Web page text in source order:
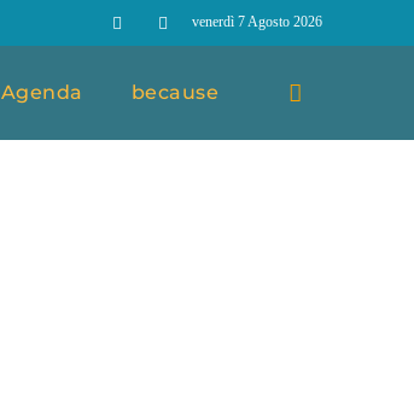
venerdì 7 Agosto 2026
Agenda because